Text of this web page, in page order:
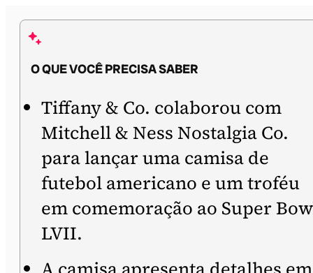
O QUE VOCÊ PRECISA SABER
Tiffany & Co. colaborou com
Mitchell & Ness Nostalgia Co.
para lançar uma camisa de
futebol americano e um troféu
em comemoração ao Super
LVII.